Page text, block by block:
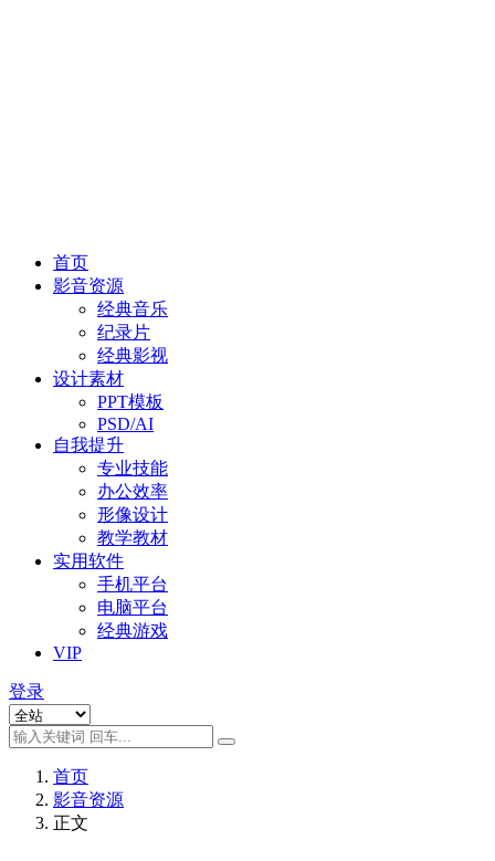
首页
影音资源
经典音乐
纪录片
经典影视
设计素材
PPT模板
PSD/AI
自我提升
专业技能
办公效率
形像设计
教学教材
实用软件
手机平台
电脑平台
经典游戏
VIP
登录
首页
影音资源
正文